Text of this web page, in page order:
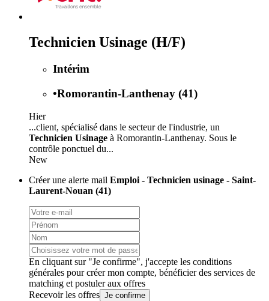
Technicien Usinage (H/F)
Intérim
•Romorantin-Lanthenay (41)
Hier
...client, spécialisé dans le secteur de l'industrie, un
Technicien Usinage à Romorantin-Lanthenay. Sous le
contrôle ponctuel du...
New
Créer une alerte mail Emploi - Technicien usinage - Saint-
Laurent-Nouan (41)
En cliquant sur "Je confirme", j'accepte les conditions
générales pour créer mon compte, bénéficier des services de
matching et postuler aux offres
Recevoir les offres Je confirme